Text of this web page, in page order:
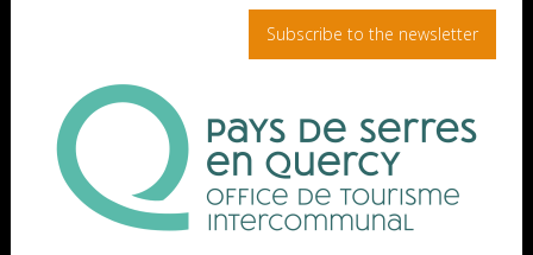
Subscribe to the newsletter